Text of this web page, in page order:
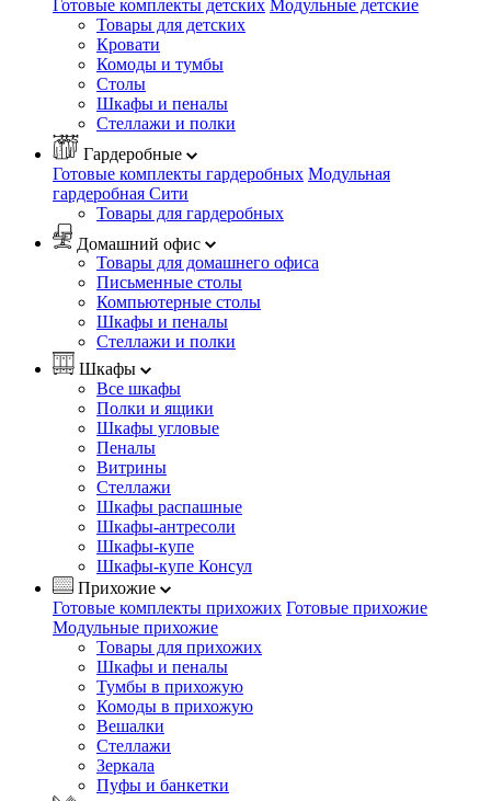
Готовые комплекты детских Модульные детские
Товары для детских
Кровати
Комоды и тумбы
Столы
Шкафы и пеналы
Стеллажи и полки
Гардеробные
Готовые комплекты гардеробных Модульная
гардеробная Сити
Товары для гардеробных
Домашний офис
Товары для домашнего офиса
Письменные столы
Компьютерные столы
Шкафы и пеналы
Стеллажи и полки
Шкафы
Все шкафы
Полки и ящики
Шкафы угловые
Пеналы
Витрины
Стеллажи
Шкафы распашные
Шкафы-антресоли
Шкафы-купе
Шкафы-купе Консул
Прихожие
Готовые комплекты прихожих Готовые прихожие
Модульные прихожие
Товары для прихожих
Шкафы и пеналы
Тумбы в прихожую
Комоды в прихожую
Вешалки
Стеллажи
Зеркала
Пуфы и банкетки